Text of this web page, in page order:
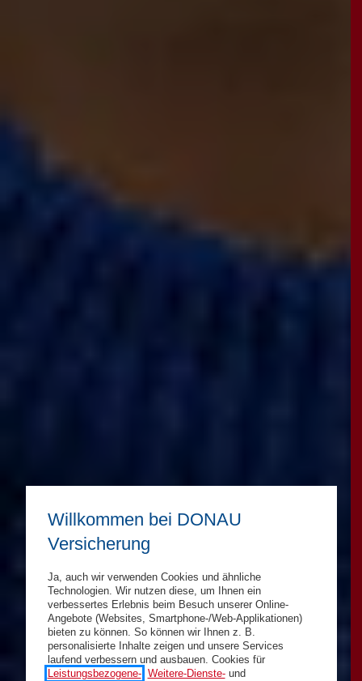
Willkommen bei DONAU
Versicherung
Ja, auch wir verwenden Cookies und ähnliche
Technologien. Wir nutzen diese, um Ihnen ein
verbessertes Erlebnis beim Besuch unserer Online-
Angebote (Websites, Smartphone-/Web-Applikationen)
bieten zu können. So können wir Ihnen z. B.
personalisierte Inhalte zeigen und unsere Services
laufend verbessern und ausbauen. Cookies für
Leistungsbezogene-, Weitere-Dienste-und